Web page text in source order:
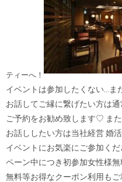
ティーへ！
イベントは参加したくない…ま
お話してご縁に繋げたい方は
ご予約をお勧め致します♡ ま
お話ししたい方は当社経営 婚
イベントにお気楽にご参加く
ペーン中につき初参加女性様
無料等お得なクーポン利用も